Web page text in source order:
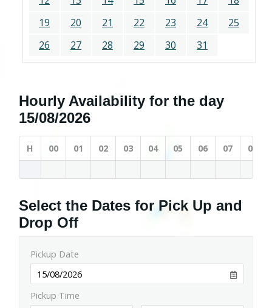
19
20 21 22 23 24
25
26
27 28 29 30 31
Hourly Availability for the day
15/08/2026
H 00 01 02 03 04 05 06 07 08
Select the Dates for Pick Up and
Drop Off
Pickup Date
Pickup Time